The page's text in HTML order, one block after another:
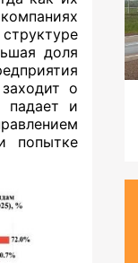
доля
о
падает и
попытке